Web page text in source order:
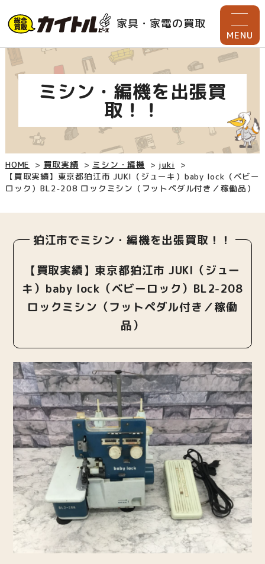
家具・家電の買取
MENU
ミシン・編機を出張買
取！！
HOME 買取実績 ミシン・編機
juki
【買取実績】東京都狛江市 JUKI（ジューキ）baby lock（ベビー
ロック）BL2-208 ロックミシン（フットペダル付き／稼働品）
狛江市でミシン・編機を出張買取！！
【買取実績】東京都狛江市 JUKI（ジュー
キ）baby lock（ベビーロック）BL2-208
ロックミシン（フットペダル付き／稼働
品）